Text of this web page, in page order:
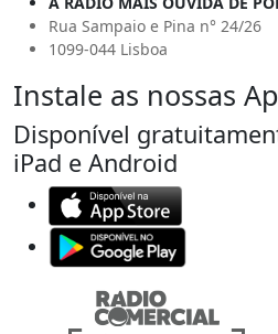
Rua Sampaio e Pina n° 24/26
1099-044 Lisboa
Instale as nossas
Disponível
iPad e Android